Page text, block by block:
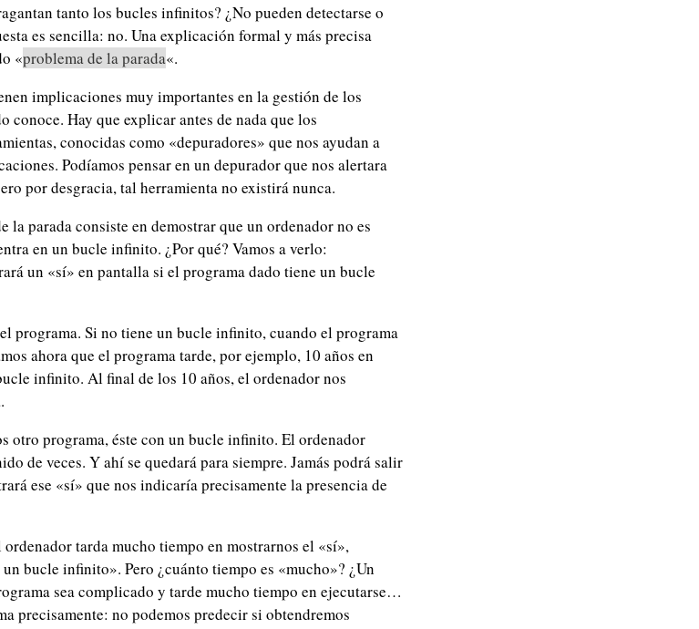
tanto los bucles infinitos? ¿No pueden detectarse o
es sencilla: no. Una explicación formal y más precisa
«problema de la parada«.
implicaciones muy importantes en la gestión de los
Hay que explicar antes de nada que los
conocidas como «depuradores» que nos ayudan a
Podíamos pensar en un depurador que nos alertara
por desgracia, tal herramienta no existirá nunca.
la parada consiste en demostrar que un ordenador no es
en un bucle infinito. ¿Por qué? Vamos a verlo:
un «sí» en pantalla si el programa dado tiene un bucle
programa. Si no tiene un bucle infinito, cuando el programa
ahora que el programa tarde, por ejemplo, 10 años en
infinito. Al final de los 10 años, el ordenador nos
otro programa, éste con un bucle infinito. El ordenador
de veces. Y ahí se quedará para siempre. Jamás podrá salir
ese «sí» que nos indicaría precisamente la presencia de
tarda mucho tiempo en mostrarnos el «sí»,
bucle infinito». Pero ¿cuánto tiempo es «mucho»? ¿Un
sea complicado y tarde mucho tiempo en ejecutarse…
precisamente: no podemos predecir si obtendremos